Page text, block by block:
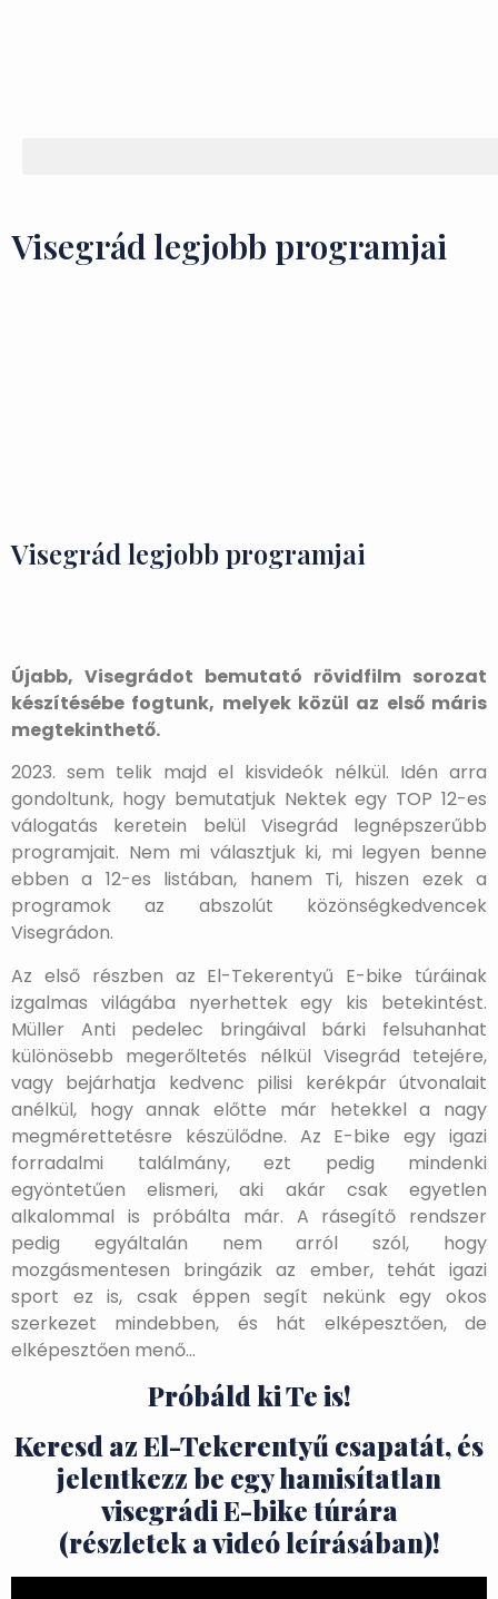
Visegrád legjobb programjai
Visegrád legjobb programjai
Újabb, Visegrádot bemutató rövidfilm sorozat
készítésébe fogtunk, melyek közül az első máris
megtekinthető.
2023. sem telik majd el kisvideók nélkül. Idén arra
gondoltunk, hogy bemutatjuk Nektek egy TOP 12-es
válogatás keretein belül Visegrád legnépszerűbb
programjait. Nem mi választjuk ki, mi legyen benne
ebben a 12-es listában, hanem Ti, hiszen ezek a
programok az abszolút közönségkedvencek
Visegrádon.
Az első részben az El-Tekerentyű E-bike túráinak
izgalmas világába nyerhettek egy kis betekintést.
Müller Anti pedelec bringáival bárki felsuhanhat
különösebb megerőltetés nélkül Visegrád tetejére,
vagy bejárhatja kedvenc pilisi kerékpár útvonalait
anélkül, hogy annak előtte már hetekkel a nagy
megmérettetésre készülődne. Az E-bike egy igazi
forradalmi találmány, ezt pedig mindenki
egyöntetűen elismeri, aki akár csak egyetlen
alkalommal is próbálta már. A rásegítő rendszer
pedig egyáltalán nem arról szól, hogy
mozgásmentesen bringázik az ember, tehát igazi
sport ez is, csak éppen segít nekünk egy okos
szerkezet mindebben, és hát elképesztően, de
elképesztően menő…
Próbáld ki Te is!
Keresd az El-Tekerentyű csapatát, és
jelentkezz be egy hamisítatlan
visegrádi E-bike túrára
(részletek a videó leírásában)!